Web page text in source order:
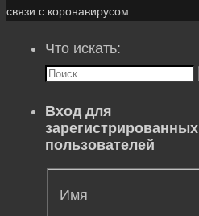
связи с коронавирусом
Что искать:
Вход для
зарегистрированных
пользователей
Имя